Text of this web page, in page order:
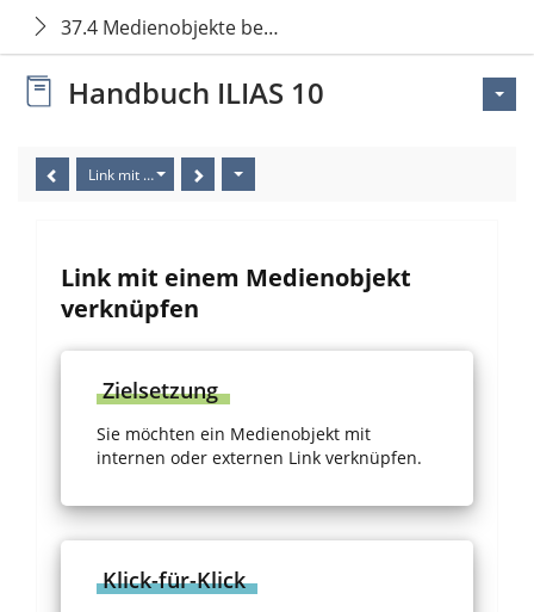
37.4 Medienobjekte bearbeiten
Handbuch ILIAS 10
Link mit einem Medienobjekt verknüpfen
Link mit einem Medienobjekt
verknüpfen
Zielsetzung
Sie möchten ein Medienobjekt mit
internen oder externen Link verknüpfen.
Klick-für-Klick